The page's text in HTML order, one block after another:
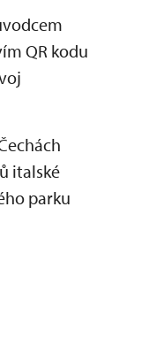
QR kodu
italské
parku